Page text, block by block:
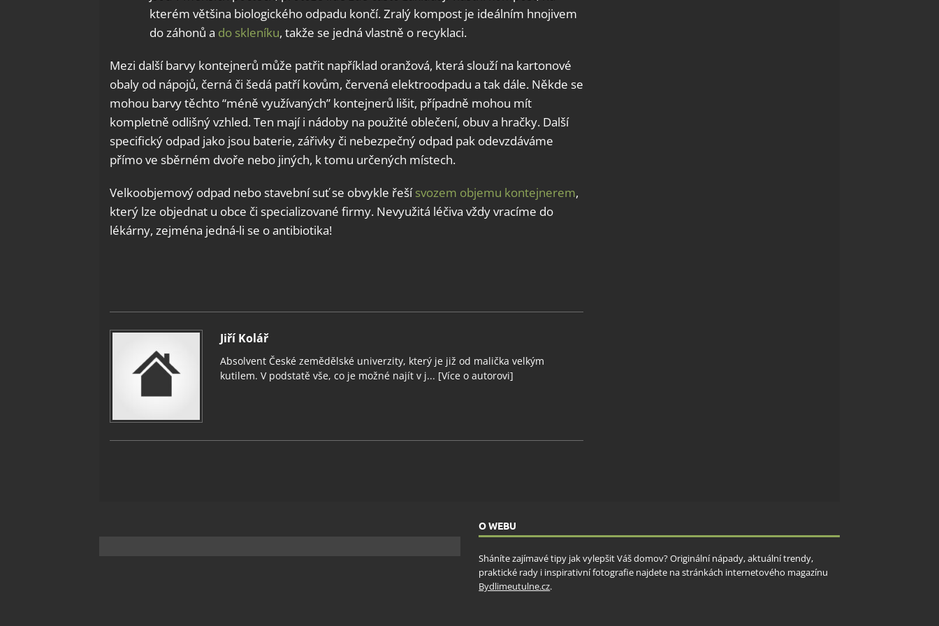
kterém většina biologického odpadu končí. Zralý kompost je ideálním hnojivem
do záhonů a do skleníku, takže se jedná vlastně o recyklaci.
Mezi další barvy kontejnerů může patřit například oranžová, která slouží na kartonové
obaly od nápojů, černá či šedá patří kovům, červená elektroodpadu a tak dále. Někde se
mohou barvy těchto “méně využívaných” kontejnerů lišit, případně mohou mít
kompletně odlišný vzhled. Ten mají i nádoby na použité oblečení, obuv a hračky. Další
specifický odpad jako jsou baterie, zářivky či nebezpečný odpad pak odevzdáváme
přímo ve sběrném dvoře nebo jiných, k tomu určených místech.
Velkoobjemový odpad nebo stavební suť se obvykle řešísvozem objemu kontejnerem,
který lze objednat u obce či specializované firmy. Nevyužitá léčiva vždy vracíme do
lékárny, zejména jedná-li se o antibiotika!
Jiří Kolář
Absolvent České zemědělské univerzity, který je již od malička velkým
kutilem. V podstatě vše, co je možné najít v j... [Více o autorovi]
O WEBU
Sháníte zajímavé tipy jak vylepšit Váš domov? Originální nápady, aktuální trendy,
praktické rady i inspirativní fotografie najdete na stránkách internetového magazínu
Bydlimeutulne.cz.